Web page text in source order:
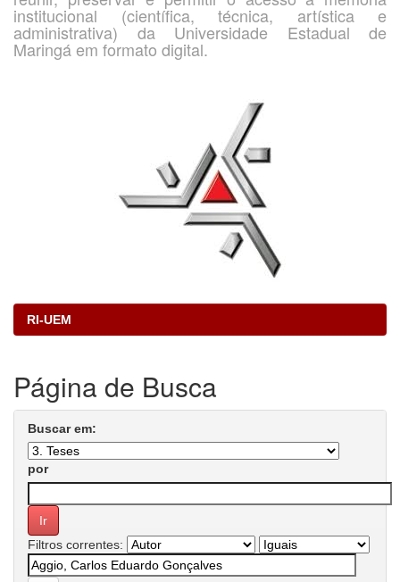
institucional (científica, técnica, artística e
administrativa) da Universidade Estadual de
Maringá em formato digital.
RI-UEM
Página de Busca
Buscar em:
por
Filtros correntes: